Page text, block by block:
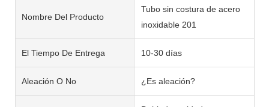
Nombre Del Producto
Tubo sin costura de acero
inoxidable 201
El Tiempo De Entrega 10-30 días
Aleación O No ¿Es aleación?